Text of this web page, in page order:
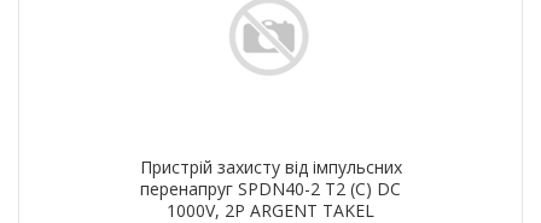
Пристрій захисту від імпульсних
перенапруг SPDN40-2 T2 (C) DC
1000V, 2Р ARGENT TAKEL